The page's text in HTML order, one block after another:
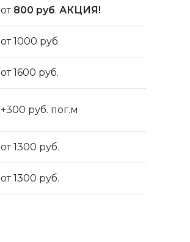
от 800 руб. АКЦИЯ!
от 1000 руб.
от 1600 руб.
+300 руб. пог.м
от 1300 руб.
от 1300 руб.